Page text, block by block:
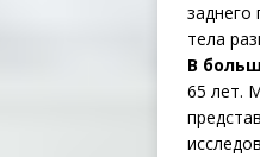
заднего
тела
В
65 лет.